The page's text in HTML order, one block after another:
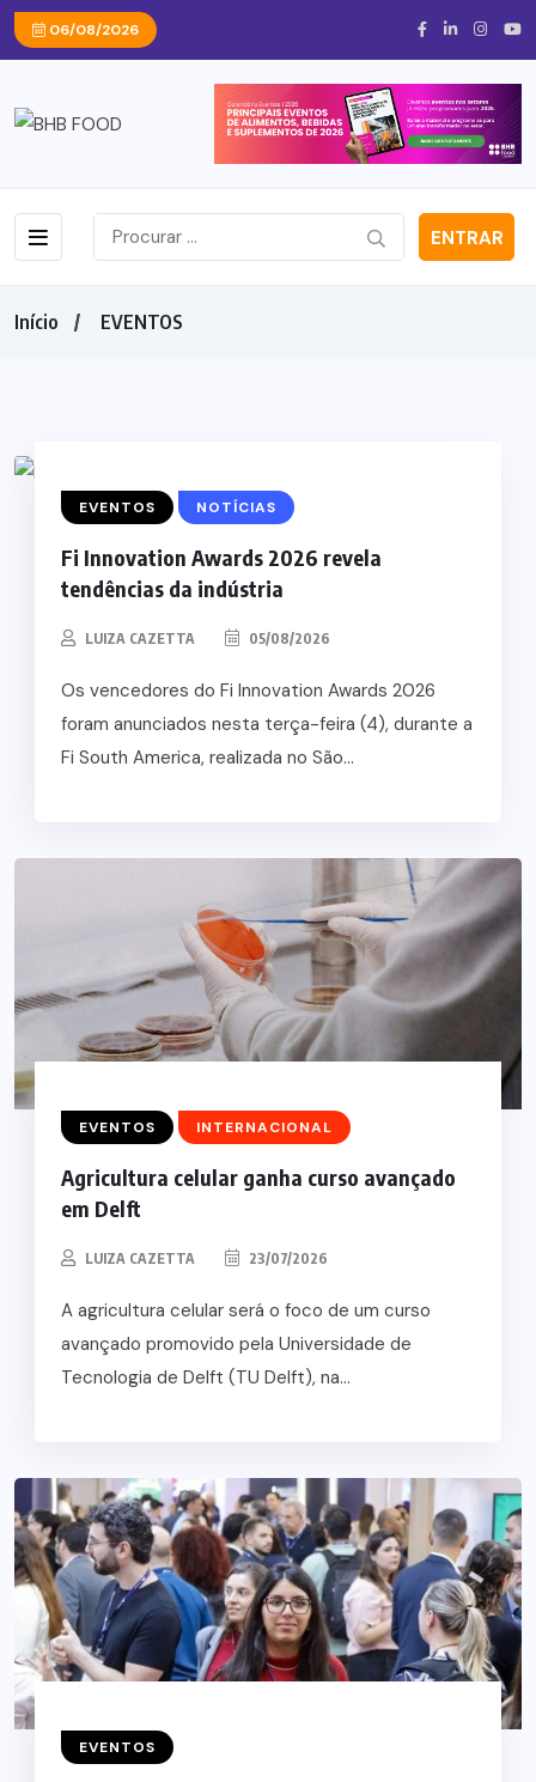
06/08/2026
ENTRAR
Início EVENTOS
EVENTOS NOTÍCIAS
Fi Innovation Awards 2026 revela
tendências da indústria
LUIZA CAZETTA 05/08/2026
Os vencedores do Fi Innovation Awards 2026
foram anunciados nesta terça-feira (4), durante a
Fi South America, realizada no São...
EVENTOS INTERNACIONAL
Agricultura celular ganha curso avançado
em Delft
LUIZA CAZETTA 23/07/2026
A agricultura celular será o foco de um curso
avançado promovido pela Universidade de
Tecnologia de Delft (TU Delft), na...
EVENTOS